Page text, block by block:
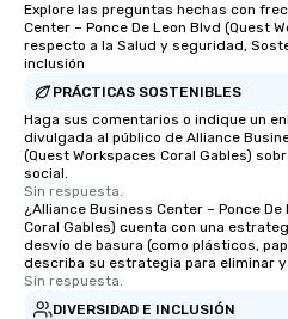
Explore las preguntas hechas con
Center – Ponce De Leon Blvd (Quest
respecto a la Salud y seguridad,
inclusión
PRÁCTICAS SOSTENIBLES
Haga sus comentarios o indique un
divulgada al público de Alliance
(Quest Workspaces Coral Gables)
social.
Sin respuesta.
¿Alliance Business Center – Ponce
Coral Gables) cuenta con una
desvío de basura (como plásticos,
describa su estrategia para eliminar
Sin respuesta.
DIVERSIDAD E INCLUSIÓN